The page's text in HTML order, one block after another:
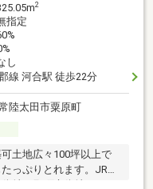
2
指定
し
線 河合駅 徒歩22分
陸太田市粟原町
土地広々100坪以上で
っぷりとれます。JR水